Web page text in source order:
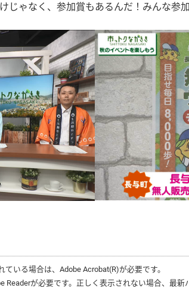
じゃなく、参加賞もあるんだ！みんな参
いる場合は、 Adobe Acrobat(R)が必要です。
Readerが必要です。正しく表示されない場合、最新